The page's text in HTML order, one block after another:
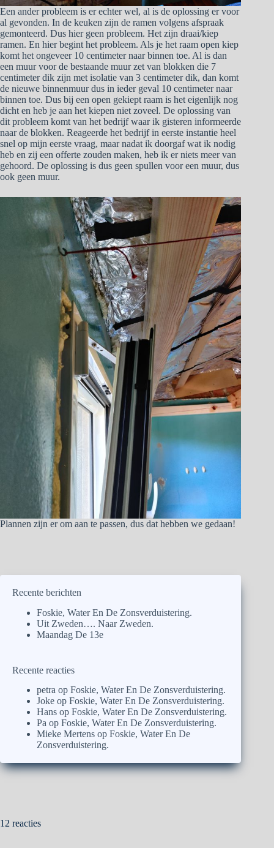
Een ander probleem is er echter wel, al is de oplossing er voor
al gevonden. In de keuken zijn de ramen volgens afspraak
gemonteerd. Dus hier geen probleem. Het zijn draai/kiep
ramen. En hier begint het probleem. Als je het raam open kiep
komt het ongeveer 10 centimeter naar binnen toe. Al is dan
een muur voor de bestaande muur zet van blokken die 7
centimeter dik zijn met isolatie van 3 centimeter dik, dan komt
de nieuwe binnenmuur dus in ieder geval 10 centimeter naar
binnen toe. Dus bij een open gekiept raam is het eigenlijk nog
dicht en heb je aan het kiepen niet zoveel. De oplossing van
dit probleem komt van het bedrijf waar ik gisteren informeerde
naar de blokken. Reageerde het bedrijf in eerste instantie heel
snel op mijn eerste vraag, maar nadat ik doorgaf wat ik nodig
heb en zij een offerte zouden maken, heb ik er niets meer van
gehoord. De oplossing is dus geen spullen voor een muur, dus
ook geen muur.
Plannen zijn er om aan te passen, dus dat hebben we gedaan!
Recente berichten
Foskie, Water En De Zonsverduistering.
Uit Zweden…. Naar Zweden.
Maandag De 13e
Recente reacties
petra op Foskie, Water En De Zonsverduistering.
Joke op Foskie, Water En De Zonsverduistering.
Hans op Foskie, Water En De Zonsverduistering.
Pa op Foskie, Water En De Zonsverduistering.
Mieke Mertens op Foskie, Water En De
Zonsverduistering.
12 reacties